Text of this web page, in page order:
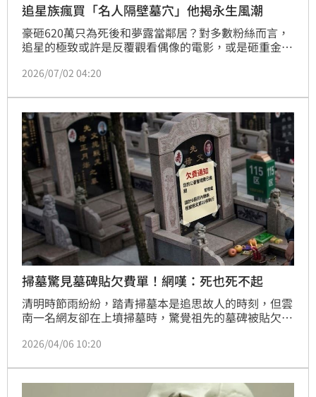
追星族瘋買「名人隔壁墓穴」他揭永生風潮
豪砸620萬只為死後和夢露當鄰居？對多數粉絲而言，
追星的極致或許是反覆觀看偶像的電影，或是砸重金購
（Jabin）來說，真正的追星是超越生死的陪伴。
2026/07/02 04:20
掃墓驚見墓碑貼欠費單！網嘆：死也死不起
清明時節雨紛紛，踏青掃墓本是追思故人的時刻，但雲
南一名網友卻在上墳掃墓時，驚覺祖先的墓碑被貼欠費
眾對「墓地管理費」與「死也死不起」社會現象的強烈
2026/04/06 10:20